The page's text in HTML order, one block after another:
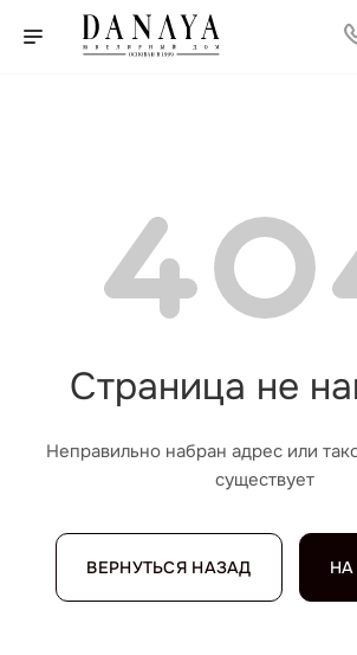
Страница не
Неправильно набран адрес или
существует
ВЕРНУТЬСЯ НАЗАД